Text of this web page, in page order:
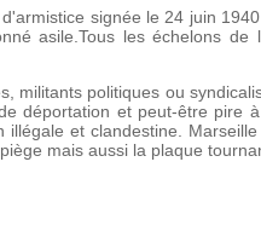
signée le 24 juin
asile.Tous les échelons
militants politiques ou
déportation et peut-être
illégale et clandestine.
mais aussi la plaque